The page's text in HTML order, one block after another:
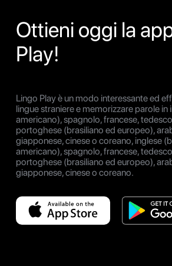
Ottieni oggi la
Play!
Lingo Play è un modo interessante ed
lingue straniere e memorizzare parole in
americano), spagnolo, francese,
portoghese (brasiliano ed europeo),
giapponese, cinese o coreano, inglese
americano), spagnolo, francese,
portoghese (brasiliano ed europeo),
giapponese, cinese o coreano.